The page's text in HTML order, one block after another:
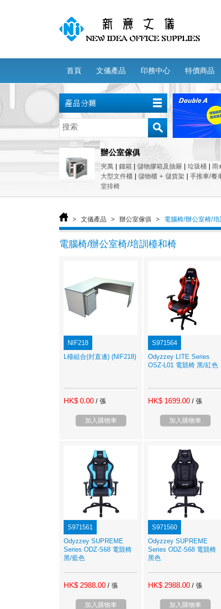
首頁 文儀產品 印務中心 特價商品
辦公室傢俱
夾萬 錢箱 儲物膠箱及抽屜 垃圾桶
雨
大型文件櫃
儲物櫃 + 儲貨架
手推車/餐
堂排椅
> 文儀產品 > 辦公室傢俱 > 電腦椅/辦公室椅/
電腦椅/辦公室椅/培訓檯和椅
NIF218
L檯組合(封直邊) (NIF218)
HK$ 0.00 / 張
加入購物車
S971564
Odyzzey LITE Series
OSZ-L01 電競椅 黑/紅色
HK$ 1699.00 / 張
加入購物車
S971561
Odyzzey SUPREME
Series ODZ-S68 電競椅
黑/藍色
HK$ 2988.00 / 張
加入購物車
S971560
Odyzzey SUPREME
Series ODZ-S68 電競椅
黑色
HK$ 2988.00 / 張
加入購物車